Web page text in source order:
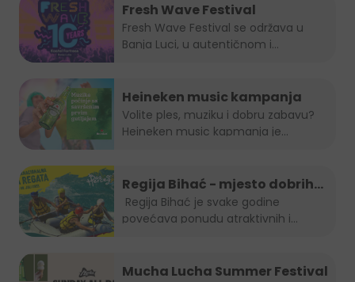
Fresh Wave Festival
Fresh Wave Festival se održava u
Banja Luci, u autentičnom i...
Heineken music kampanja
Volite ples, muziku i dobru zabavu?
Heineken music kapmanja je...
Regija Bihać - mjesto dobrih
evenata
povećava ponudu atraktivnih i...
Mucha Lucha Summer Festival